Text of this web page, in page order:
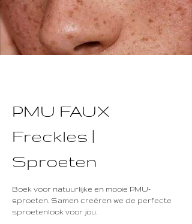
PMU FAUX
Freckles |
Sproeten
Boek voor natuurlijke en mooie PMU-
sproeten. Samen creëren we de perfecte
sproetenlook voor jou.